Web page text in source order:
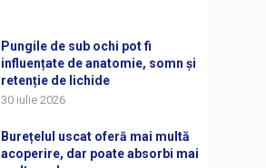
Pungile de sub ochi pot fi
influențate de anatomie, somn și
retenție de lichide
30 iulie 2026
Burețelul uscat oferă mai multă
acoperire, dar poate absorbi mai